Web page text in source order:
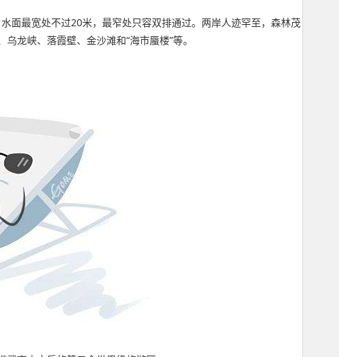
面最宽处不过20米，最窄处只容双排通过。两岸人迹罕至，森林茂
龙峡、落霞壁、金沙滩和“海市蜃楼”等。